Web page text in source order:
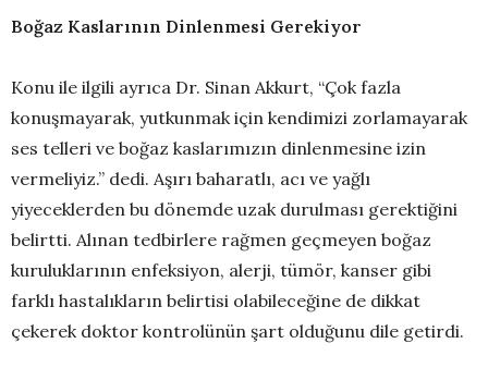
Boğaz Kaslarının Dinlenmesi Gerekiyor
Konu ile ilgili ayrıca Dr. Sinan Akkurt, “Çok fazla
konuşmayarak, yutkunmak için kendimizi zorlamayarak
ses telleri ve boğaz kaslarımızın dinlenmesine izin
vermeliyiz.” dedi. Aşırı baharatlı, acı ve yağlı
yiyeceklerden bu dönemde uzak durulması gerektiğini
belirtti. Alınan tedbirlere rağmen geçmeyen boğaz
kuruluklarının enfeksiyon, alerji, tümör, kanser gibi
farklı hastalıkların belirtisi olabileceğine de dikkat
çekerek doktor kontrolünün şart olduğunu dile getirdi.